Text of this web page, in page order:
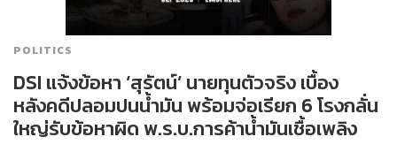
POLITICS
DSI แจ้งข้อหา ‘สุรัตน์’ นายทุนตัวจริง เบื้อง
หลังคดีปลอมปนน้ำมัน พร้อมจ่อเรียก 6 โรงกลั่น
ใหญ่รับข้อหาผิด พ.ร.บ.การค้าน้ำมันเชื้อเพลิง